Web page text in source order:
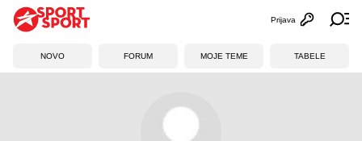
Otvori
Prijava
NOVO FORUM MOJE TEME TABELE